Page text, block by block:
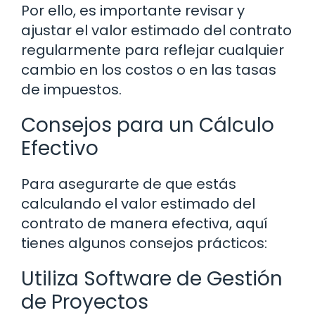
Por ello, es importante revisar y
ajustar el valor estimado del contrato
regularmente para reflejar cualquier
cambio en los costos o en las tasas
de impuestos.
Consejos para un Cálculo
Efectivo
Para asegurarte de que estás
calculando el valor estimado del
contrato de manera efectiva, aquí
tienes algunos consejos prácticos:
Utiliza Software de Gestión
de Proyectos